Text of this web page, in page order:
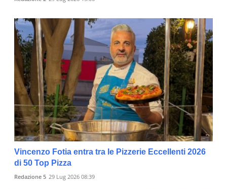
Vincenzo Fotia entra tra le Pizzerie Eccellenti 2026
di 50 Top Pizza
Redazione 5 29 Lug 2026 08:39